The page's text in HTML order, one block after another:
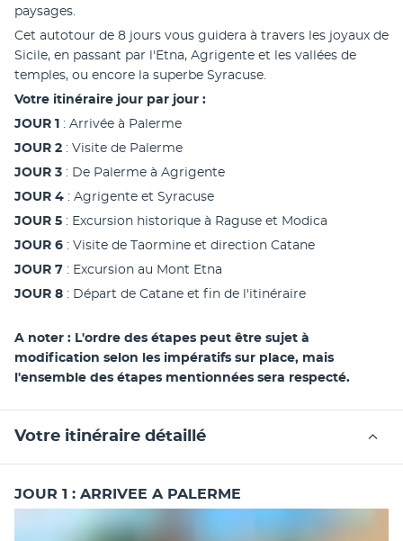
paysages.
Cet autotour de 8 jours vous guidera à travers les joyaux de
Sicile, en passant par l'Etna, Agrigente et les vallées de
temples, ou encore la superbe Syracuse.
Votre itinéraire jour par jour :
JOUR 1 : Arrivée à Palerme
JOUR 2 : Visite de Palerme
JOUR 3 : De Palerme à Agrigente
JOUR 4 : Agrigente et Syracuse
JOUR 5 : Excursion historique à Raguse et Modica
JOUR 6 : Visite de Taormine et direction Catane
JOUR 7 : Excursion au Mont Etna
JOUR 8 : Départ de Catane et fin de l'itinéraire
A noter : L'ordre des étapes peut être sujet à
modification selon les impératifs sur place, mais
l'ensemble des étapes mentionnées sera respecté.
Votre itinéraire détaillé
JOUR 1 : ARRIVEE A PALERME